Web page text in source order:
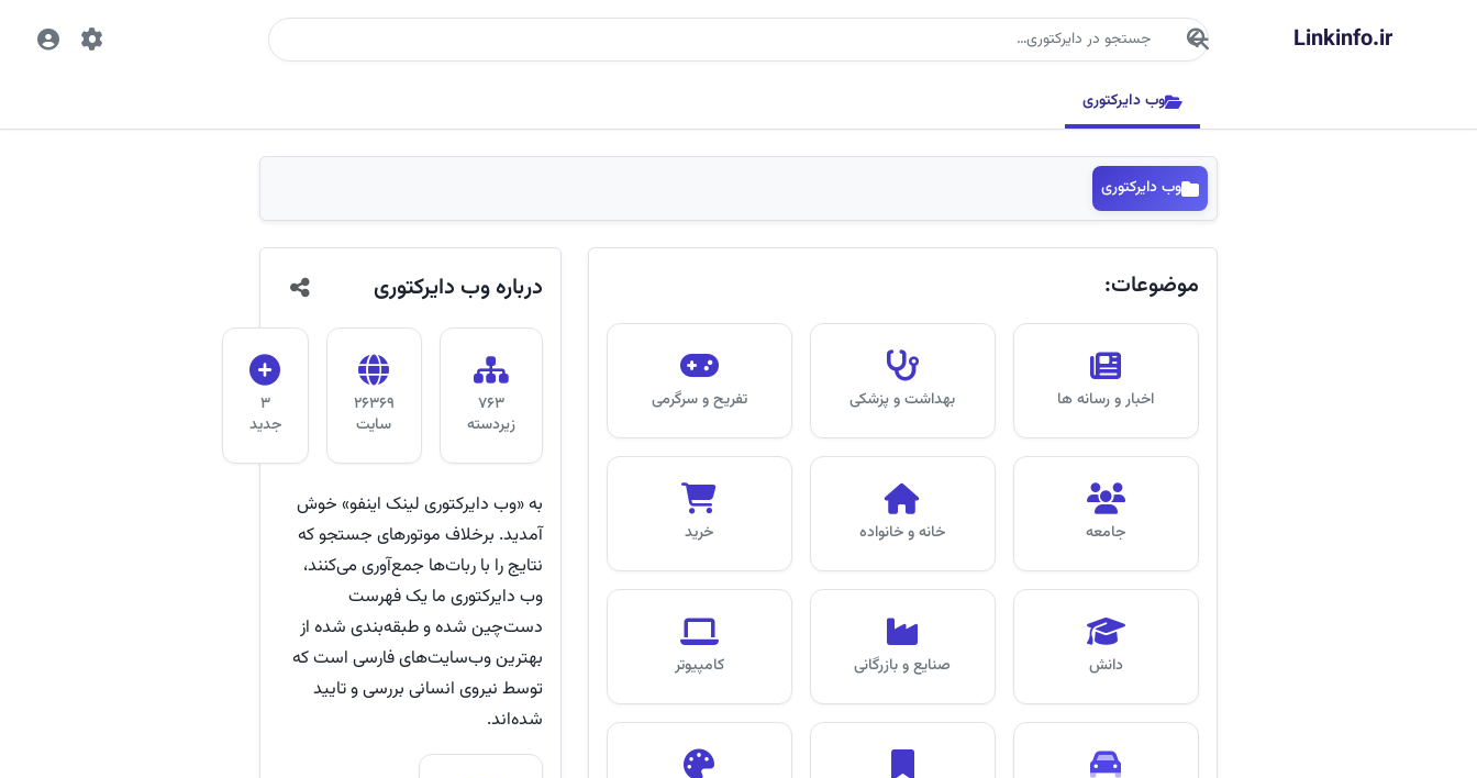
Linkinfo.ir جستجو
وب دایرکتوری
وب دایرکتوری
موضوعات:
اخبار و رسانه ها بهداشت و پزشکی تفریح و سرگرمی
جامعه خانه و خانواده خرید
دانش صنایع و بازرگانی کامپیوتر
دربارهوب دایرکتوری
763
زیر‌دسته
26369
سایت
3
جدید
به «وب دایرکتوری لینک اینفو» خوش
آمدید. برخلاف موتورهای جستجو که
نتایج را با ربات‌ها جمع‌آوری می‌کنند،
وب دایرکتوری ما یک فهرست
دست‌چین شده و طبقه‌بندی شده از
بهترین وب‌سایت‌های فارسی است که
توسط نیروی انسانی بررسی و تایید
شده‌اند.